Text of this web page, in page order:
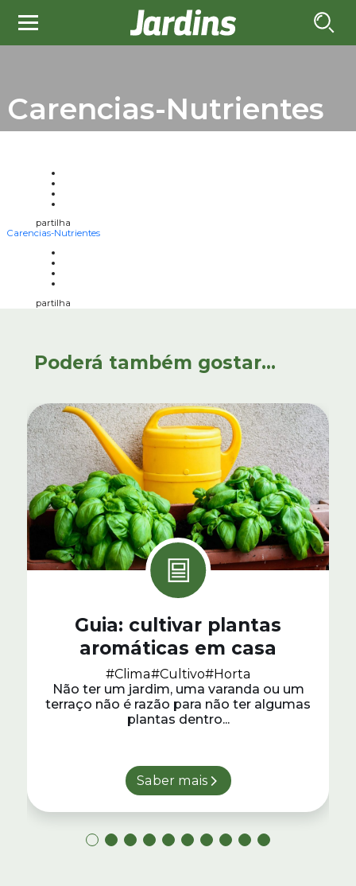
Carencias-Nutrientes
partilha
Carencias-Nutrientes
partilha
Poderá também gostar...
Guia: cultivar plantas
aromáticas em casa
#Clima#Cultivo#Horta
Não ter um jardim, uma varanda ou um
terraço não é razão para não ter algumas
plantas dentro...
Saber mais